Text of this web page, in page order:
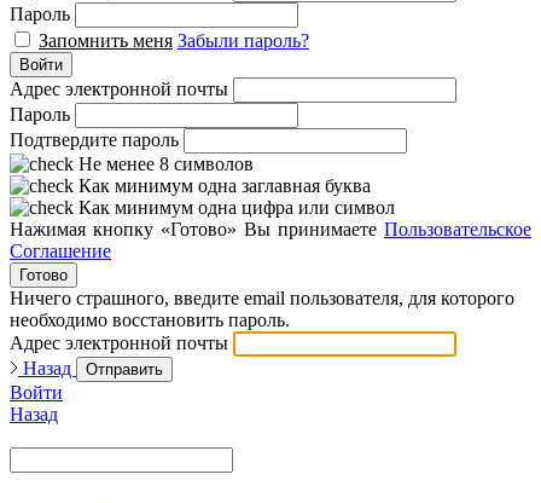
Пароль
Запомнить меня Забыли пароль?
Войти
Адрес электронной почты
Пароль
Подтвердите пароль
Не менее 8 символов
Как минимум одна заглавная буква
Как минимум одна цифра или символ
Нажимая кнопку «Готово» Вы принимаете Пользовательское
Соглашение
Готово
Ничего страшного, введите email пользователя, для которого
необходимо восстановить пароль.
Адрес электронной почты
Назад
Отправить
Войти
Назад